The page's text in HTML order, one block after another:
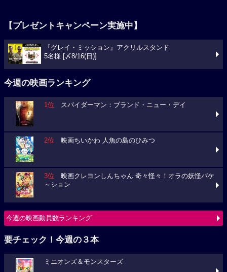
【プレゼントキャンペーン実施中】
『グレイ・ミッション』アクリルスタンド
5名様 [〆8/16(日)]
今週の映画ランキング
1位 スパイダーマン：ブランド・ニュー・デイ
2位 映画ちいかわ 人魚の島のひみつ
3位 映画クレヨンしんちゃん 奇々怪々！オラの妖怪バケ
～ション
今週の映画動員数ランキング
要チェック！今週の３本
ミニオンズ＆モンスターズ